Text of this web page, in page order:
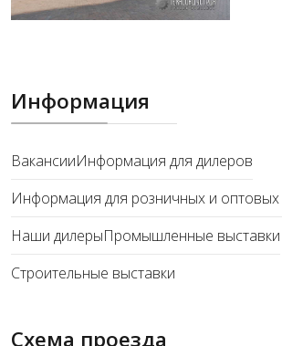
Информация
ВакансииИнформация для дилеров
Информация для розничных и оптовых
Наши дилерыПромышленные выставки
Строительные выставки
Схема проезда